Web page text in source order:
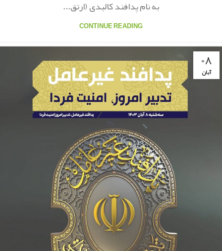
به نام پدافند کالبدی (ارتق...
CONTINUE READING
۰۸
آبان